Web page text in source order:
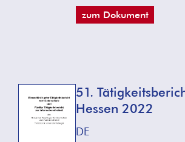
zum Dokument
51.
Hessen 2022
DE